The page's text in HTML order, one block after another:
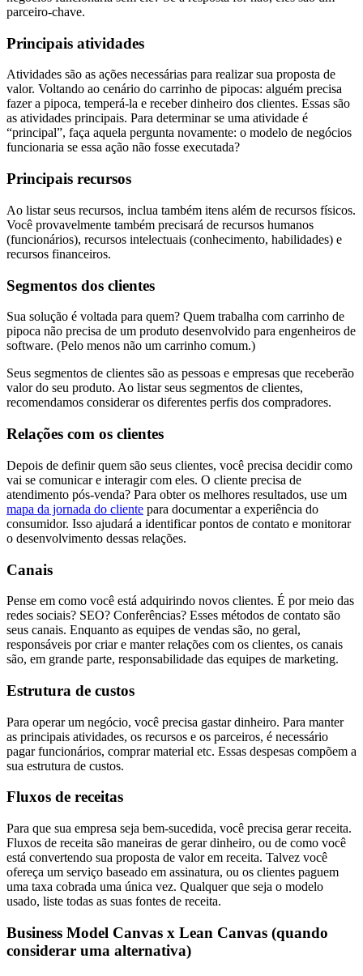
parceiro-chave.
Principais atividades
Atividades são as ações necessárias para realizar sua proposta de
valor. Voltando ao cenário do carrinho de pipocas: alguém precisa
fazer a pipoca, temperá-la e receber dinheiro dos clientes. Essas são
as atividades principais. Para determinar se uma atividade é
“principal”, faça aquela pergunta novamente: o modelo de negócios
funcionaria se essa ação não fosse executada?
Principais recursos
Ao listar seus recursos, inclua também itens além de recursos físicos.
Você provavelmente também precisará de recursos humanos
(funcionários), recursos intelectuais (conhecimento, habilidades) e
recursos financeiros.
Segmentos dos clientes
Sua solução é voltada para quem? Quem trabalha com carrinho de
pipoca não precisa de um produto desenvolvido para engenheiros de
software. (Pelo menos não um carrinho comum.)
Seus segmentos de clientes são as pessoas e empresas que receberão
valor do seu produto. Ao listar seus segmentos de clientes,
recomendamos considerar os diferentes perfis dos compradores.
Relações com os clientes
Depois de definir quem são seus clientes, você precisa decidir como
vai se comunicar e interagir com eles. O cliente precisa de
atendimento pós-venda? Para obter os melhores resultados, use um
mapa da jornada do cliente para documentar a experiência do
consumidor. Isso ajudará a identificar pontos de contato e monitorar
o desenvolvimento dessas relações.
Canais
Pense em como você está adquirindo novos clientes. É por meio das
redes sociais? SEO? Conferências? Esses métodos de contato são
seus canais. Enquanto as equipes de vendas são, no geral,
responsáveis por criar e manter relações com os clientes, os canais
são, em grande parte, responsabilidade das equipes de marketing.
Estrutura de custos
Para operar um negócio, você precisa gastar dinheiro. Para manter
as principais atividades, os recursos e os parceiros, é necessário
pagar funcionários, comprar material etc. Essas despesas compõem a
sua estrutura de custos.
Fluxos de receitas
Para que sua empresa seja bem-sucedida, você precisa gerar receita.
Fluxos de receita são maneiras de gerar dinheiro, ou de como você
está convertendo sua proposta de valor em receita. Talvez você
ofereça um serviço baseado em assinatura, ou os clientes paguem
uma taxa cobrada uma única vez. Qualquer que seja o modelo
usado, liste todas as suas fontes de receita.
Business Model Canvas x Lean Canvas (quando
considerar uma alternativa)